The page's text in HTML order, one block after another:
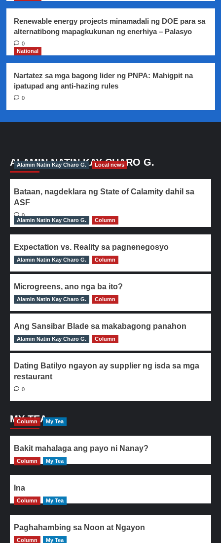
Renewable energy projects minamadali ng DOE para sa
alternatibong mapagkukunan ng enerhiya – Palasyo
0
National
Nartatez sa mga bagong lider ng PNPA: Mahigpit na
ipatupad ang anti-hazing rules
0
ALAMIN NATIN KAY CHARO G.
Alamin Natin Kay Charo G. Local news
Bataan, nagdeklara ng State of Calamity dahil sa
ASF
0
Alamin Natin Kay Charo G.
Column
Expectation vs. Reality sa pagnenegosyo
0
Alamin Natin Kay Charo G. Column
Microgreens, ano nga ba ito?
0
Alamin Natin Kay Charo G. Column
Ang Sansibar Blade sa makabagong panahon
0
Alamin Natin Kay Charo G. Column
Dating Batilyo ngayon ay supplier ng isda sa mga
restaurant
0
MY TEA
Column My Tea
Bakit mahalaga ang payo ni Nanay?
Column My Tea
Ina
Column My Tea
Paghahambing sa Noon at Ngayon
Column My Tea